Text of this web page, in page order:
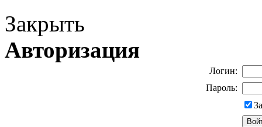
Закрыть
Авторизация
Логин:
Пароль: